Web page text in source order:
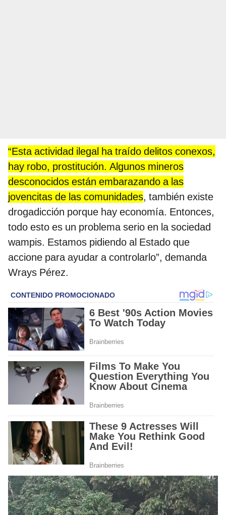
“Esta actividad ilegal ha traído delitos conexos,
hay robo, prostitución. Algunos mineros
desconocidos están embarazando a las
jovencitas de las comunidades, también existe
drogadicción porque hay economía. Entonces,
todo esto es un problema serio en la sociedad
wampis. Estamos pidiendo al Estado que
accione para ayudar a controlarlo”, demanda
Wrays Pérez.